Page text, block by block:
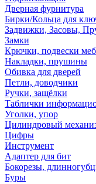
Дверная фурнитура
Бирки/Кольца для
Задвижки, Засовы,
Замки
Крючки, подвески
Накладки, прушины
Обивка для дверей
Петли, доводчики
Ручки, защёлки
Таблички
Уголки, упор
Цилиндровый
Цифры
Инструмент
Адаптер для бит
Бокорезы,
Буры